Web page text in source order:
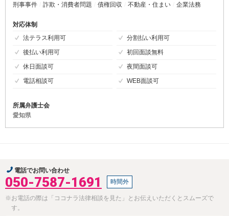
刑事事件
詐欺・消費者問題 債権回収 不動産・住まい 企業法務
対応体制
法テラス利用可
分割払い利用可
後払い利用可
初回面談無料
休日面談可
夜間面談可
電話相談可
WEB面談可
所属弁護士会
愛知県
電話でお問い合わせ
050-7587-1691 時間外
※お電話の際は「ココナラ法律相談を見た」とお伝えいただくとスムーズで
す。